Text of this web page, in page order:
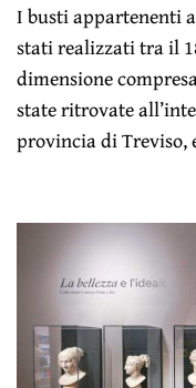
I busti appartenenti
stati realizzati tra il
dimensione
state ritrovate
provincia di Treviso,